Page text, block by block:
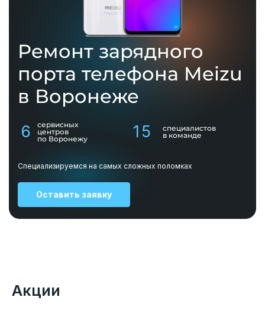
Ремонт зарядного
порта телефона Meizu
в Воронеже
6
сервисных
центров
по Воронежу
15
специалистов
в команде
Специализируемся на самых сложных поломках
Оставить заявку
Акции